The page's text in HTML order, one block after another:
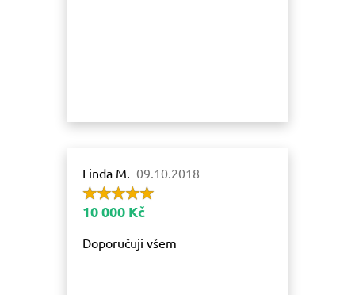
Linda M. 09.10.2018
10 000 Kč
Doporučuji všem